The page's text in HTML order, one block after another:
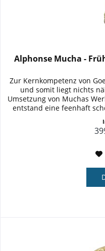
Alphonse Mucha -
Zur Kernkompetenz von
und somit liegt nichts
Umsetzung von Muchas
entstand eine feenhaft